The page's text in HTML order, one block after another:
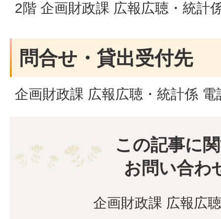
2階 企画財政課 広報広聴・統計
問合せ・貸出受付先
企画財政課 広報広聴・統計係
この記事に
お問い合わ
企画財政課 広報広